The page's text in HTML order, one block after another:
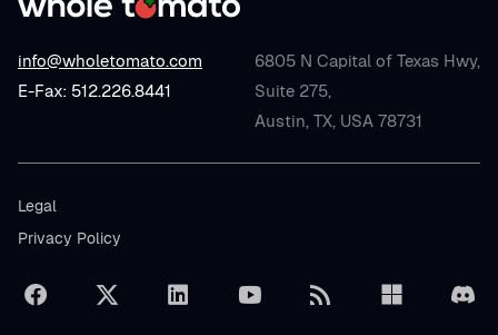
info@wholetomato.com
E-Fax: 512.226.8441
6805 N Capital of Texas Hwy,
Suite 275,
Austin, TX, USA 78731
Legal
Privacy Policy